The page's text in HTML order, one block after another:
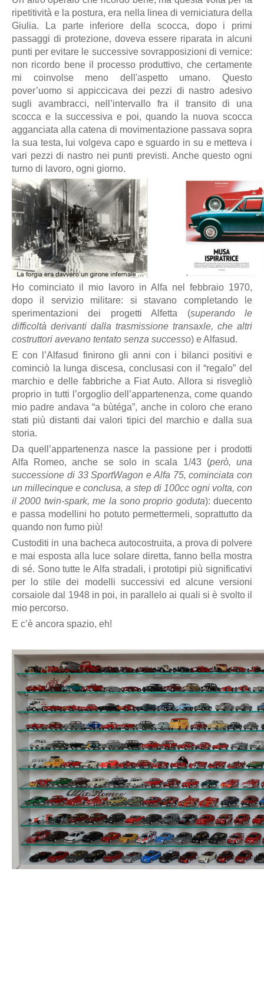
ripetitività e la postura, era nella linea di verniciatura della
Giulia. La parte inferiore della scocca, dopo i primi
passaggi di protezione, doveva essere riparata in alcuni
punti per evitare le successive sovrapposizioni di vernice:
non ricordo bene il processo produttivo, che certamente
mi coinvolse meno dell'aspetto umano. Questo
pover’uomo si appiccicava dei pezzi di nastro adesivo
sugli avambracci, nell’intervallo fra il transito di una
scocca e la successiva e poi, quando la nuova scocca
agganciata alla catena di movimentazione passava sopra
la sua testa, lui volgeva capo e sguardo in su e metteva i
vari pezzi di nastro nei punti previsti. Anche questo ogni
turno di lavoro, ogni giorno.
Ho cominciato il mio lavoro in Alfa nel febbraio 1970,
dopo il servizio militare: si stavano completando le
sperimentazioni dei progetti Alfetta (superando le
difficoltà derivanti dalla trasmissione transaxle, che altri
costruttori avevano tentato senza successo) e Alfasud.
E con l’Alfasud finirono gli anni con i bilanci positivi e
cominciò la lunga discesa, conclusasi con il “regalo” del
marchio e delle fabbriche a Fiat Auto. Allora si risvegliò
proprio in tutti l’orgoglio dell’appartenenza, come quando
mio padre andava “a bùtéga”, anche in coloro che erano
stati più distanti dai valori tipici del marchio e dalla sua
storia.
Da quell’appartenenza nasce la passione per i prodotti
Alfa Romeo, anche se solo in scala 1/43 (però, una
successione di 33 SportWagon e Alfa 75, cominciata con
un millecinque e conclusa, a step di 100cc ogni volta, con
il 2000 twin-spark, me la sono proprio goduta): duecento
e passa modellini ho potuto permettermeli, soprattutto da
quando non fumo più!
Custoditi in una bacheca autocostruita, a prova di polvere
e mai esposta alla luce solare diretta, fanno bella mostra
di sé. Sono tutte le Alfa stradali, i prototipi più significativi
per lo stile dei modelli successivi ed alcune versioni
corsaiole dal 1948 in poi, in parallelo ai quali si è svolto il
mio percorso.
E c’è ancora spazio, eh!